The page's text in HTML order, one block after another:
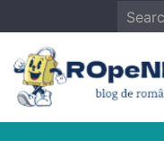
to
content
Search
for: